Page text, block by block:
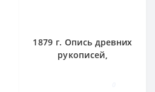
1879 г. Опись древних
рукописей,